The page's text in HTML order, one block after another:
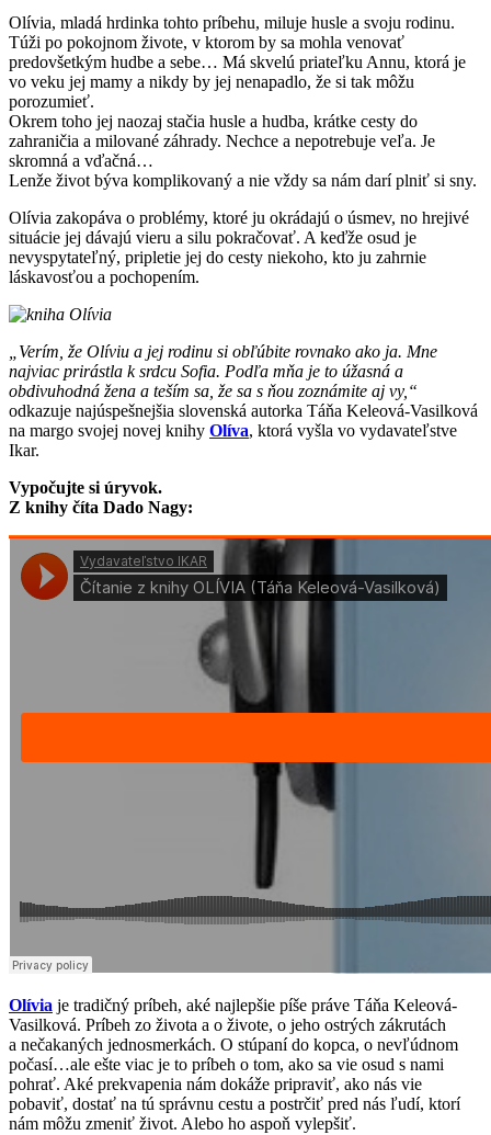
Olívia, mladá hrdinka tohto príbehu, miluje husle a svoju rodinu.
Túži po pokojnom živote, v ktorom by sa mohla venovať
predovšetkým hudbe a sebe… Má skvelú priateľku Annu, ktorá je
vo veku jej mamy a nikdy by jej nenapadlo, že si tak môžu
porozumieť.
Okrem toho jej naozaj stačia husle a hudba, krátke cesty do
zahraničia a milované záhrady. Nechce a nepotrebuje veľa. Je
skromná a vďačná…
Lenže život býva komplikovaný a nie vždy sa nám darí plniť si sny.
Olívia zakopáva o problémy, ktoré ju okrádajú o úsmev, no hrejivé
situácie jej dávajú vieru a silu pokračovať. A keďže osud je
nevyspytateľný, pripletie jej do cesty niekoho, kto ju zahrnie
láskavosťou a pochopením.
„Verím, že Olíviu a jej rodinu si obľúbite rovnako ako ja. Mne
najviac prirástla k srdcu Sofia. Podľa mňa je to úžasná a
obdivuhodná žena a teším sa, že sa s ňou zoznámite aj vy,“
odkazuje najúspešnejšia slovenská autorka Táňa Keleová-Vasilková
na margo svojej novej knihy Olíva, ktorá vyšla vo vydavateľstve
Ikar.
Vypočujte si úryvok.
Z knihy číta Dado Nagy:
Olívia je tradičný príbeh, aké najlepšie píše práve Táňa Keleová-
Vasilková. Príbeh zo života a o živote, o jeho ostrých zákrutách
a nečakaných jednosmerkách. O stúpaní do kopca, o nevľúdnom
počasí…ale ešte viac je to príbeh o tom, ako sa vie osud s nami
pohrať. Aké prekvapenia nám dokáže pripraviť, ako nás vie
pobaviť, dostať na tú správnu cestu a postrčiť pred nás ľudí, ktorí
nám môžu zmeniť život. Alebo ho aspoň vylepšiť.